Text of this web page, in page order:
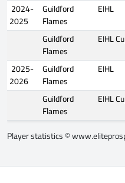
2024-
2025
Guildford
Flames
EIHL
Guildford
Flames
EIHL
2025-
2026
Guildford
Flames
EIHL
Guildford
Flames
EIHL
Player statistics ©